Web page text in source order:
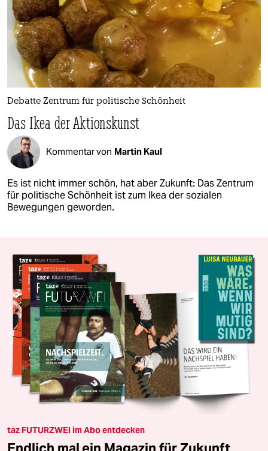
Debatte Zentrum für politische Schönheit
Das Ikea der Aktionskunst
Kommentar von Martin Kaul
Es ist nicht immer schön, hat aber Zukunft: Das Zentrum
für politische Schönheit ist zum Ikea der sozialen
Bewegungen geworden.
taz FUTURZWEI im Abo entdecken